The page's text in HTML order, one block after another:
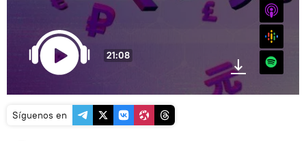
21:08
iTunes
Spotify
Síguenos en